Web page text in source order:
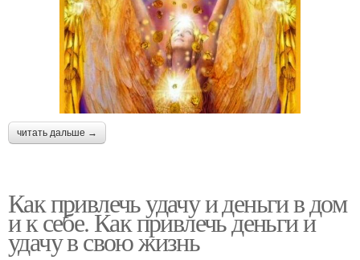
читать дальше →
Как привлечь удачу и деньги в дом
и к себе. Как привлечь деньги и
удачу в свою жизнь